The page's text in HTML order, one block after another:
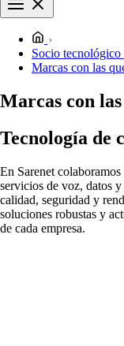
Socio tecnológico
Marcas con las
Marcas con
Tecnología de
En Sarenet
servicios de voz, datos
calidad, seguridad y
soluciones robustas y
de cada empresa.